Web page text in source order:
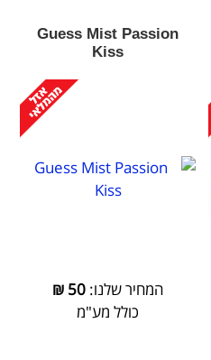
Guess Mist Passion
Kiss
המחיר שלנו: 50
₪
כולל מע"מ